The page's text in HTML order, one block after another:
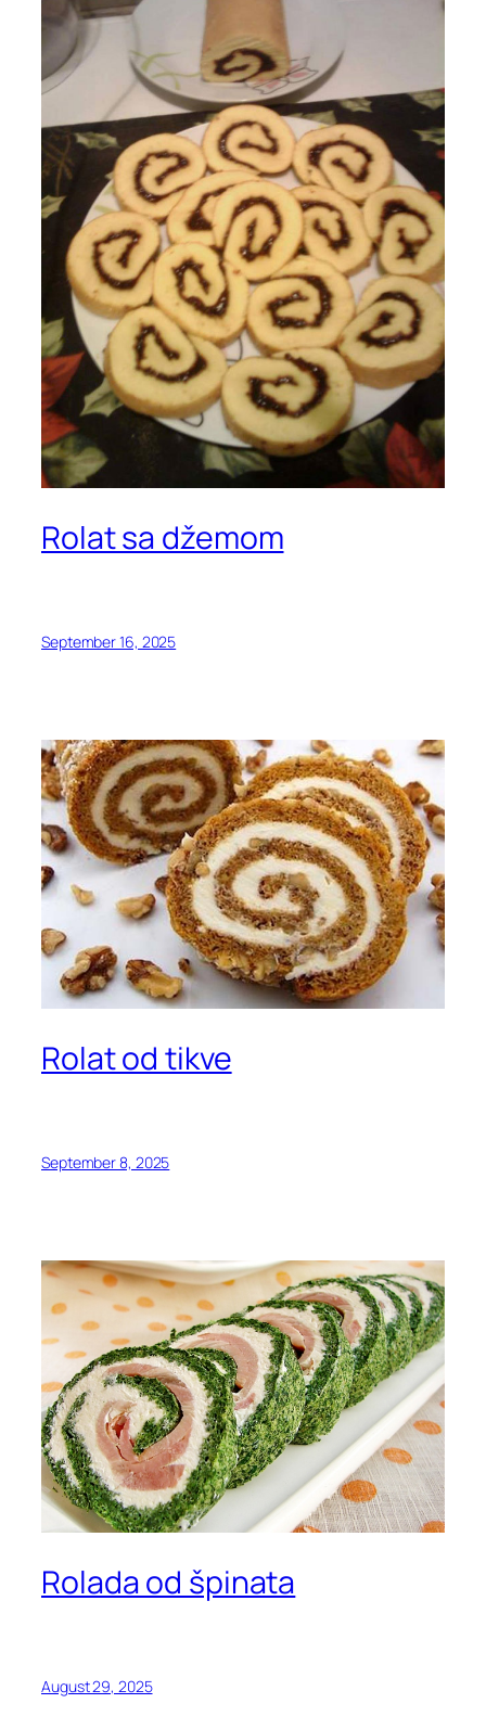
Rolat sa džemom
September 16, 2025
Rolat od tikve
September 8, 2025
Rolada od špinata
August 29, 2025